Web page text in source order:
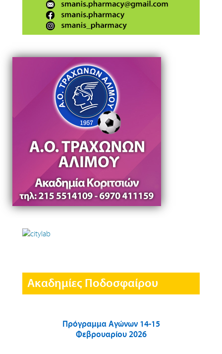
Ακαδημίες Ποδοσφαίρου
Πρόγραμμα Αγώνων 14-15
Φεβρουαρίου 2026